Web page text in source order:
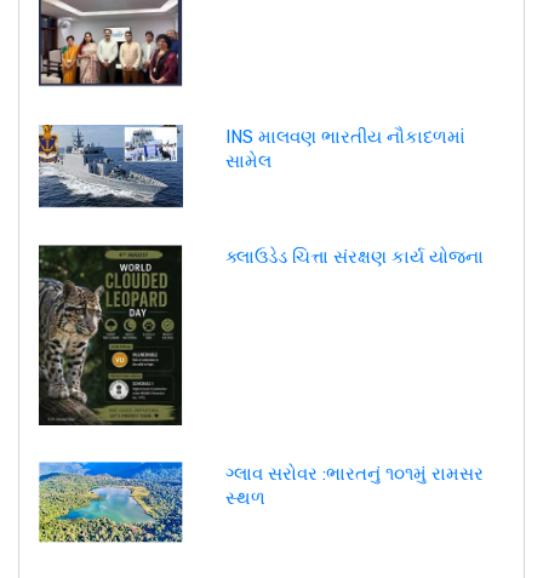
INS માલવણ ભારતીય નૌકાદળમાં
સામેલ
ક્લાઉડેડ ચિત્તા સંરક્ષણ કાર્ય યોજના
ગ્લાવ સરોવર :ભારતનું ૧૦૧મું રામસર
સ્થળ